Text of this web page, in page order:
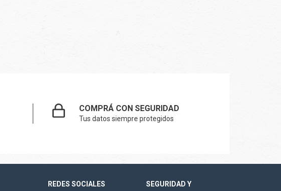
COMPRÁ CON SEGURIDAD
Tus datos siempre protegidos
REDES SOCIALES
SEGURIDAD Y